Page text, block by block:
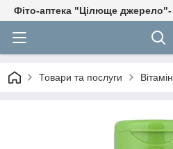
Фіто-аптека "Цілюще джерело"-
Товари та послуги